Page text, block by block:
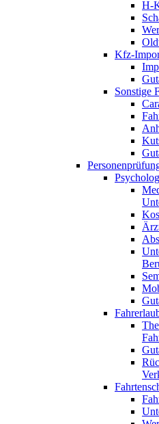
H-
Kfz-
Sonstige